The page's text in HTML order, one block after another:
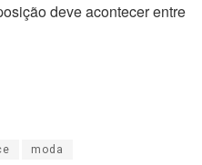
deve acontecer entre
moda